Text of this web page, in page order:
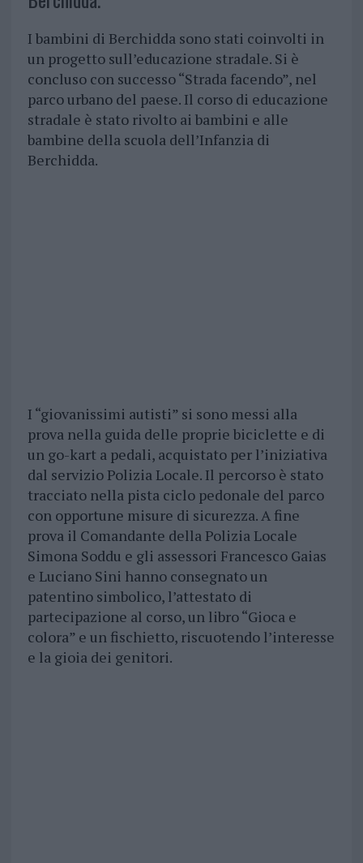
I bambini di Berchidda sono stati coinvolti in
un progetto sull’educazione stradale. Si è
concluso con successo “Strada facendo”, nel
parco urbano del paese. Il corso di educazione
stradale è stato rivolto ai bambini e alle
bambine della scuola dell’Infanzia di
Berchidda.
I “giovanissimi autisti” si sono messi alla
prova nella guida delle proprie biciclette e di
un go-kart a pedali, acquistato per l’iniziativa
dal servizio Polizia Locale. Il percorso è stato
tracciato nella pista ciclo pedonale del parco
con opportune misure di sicurezza. A fine
prova il Comandante della Polizia Locale
Simona Soddu e gli assessori Francesco Gaias
e Luciano Sini hanno consegnato un
patentino simbolico, l’attestato di
partecipazione al corso, un libro “Gioca e
colora” e un fischietto, riscuotendo l’interesse
e la gioia dei genitori.